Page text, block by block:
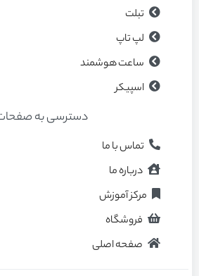
تبلت
لپ تاپ
ساعت هوشمند
اسپیکر
دسترسی به
تماس با ما
درباره ما
مرکز آموزش
فروشگاه
صفحه اصلی